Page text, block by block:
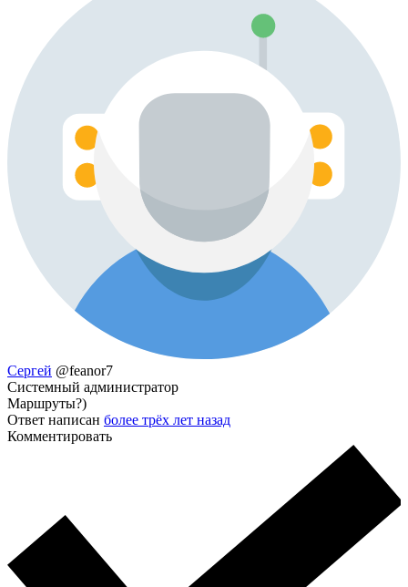
Сергей @feanor7
Системный администратор
Маршруты?)
Ответ написан более трёх лет назад
Комментировать